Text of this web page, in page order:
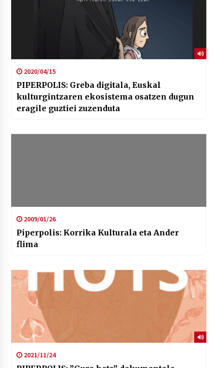
2020/04/15
PIPERPOLIS: Greba digitala, Euskal
kulturgintzaren ekosistema osatzen dugun
eragile guztiei zuzenduta
2009/01/26
Piperpolis: Korrika Kulturala eta Ander
flima
2021/11/24